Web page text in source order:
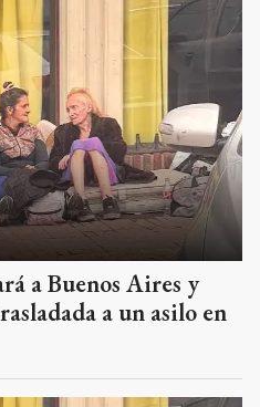
a Buenos Aires y
a un asilo en